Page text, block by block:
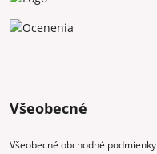
Všeobecné
Všeobecné obchodné podmienky